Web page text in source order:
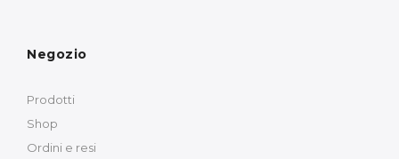
Negozio
Prodotti
Shop
Ordini e resi